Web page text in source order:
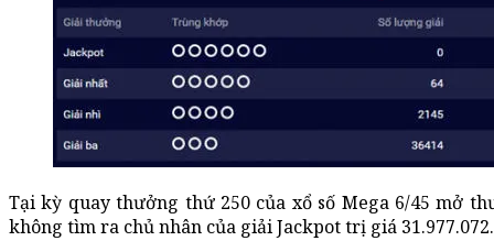
Tại kỳ quay thưởng thứ 250 của xổ số Mega 6/45 mở
không tìm ra chủ nhân của giải Jackpot trị giá